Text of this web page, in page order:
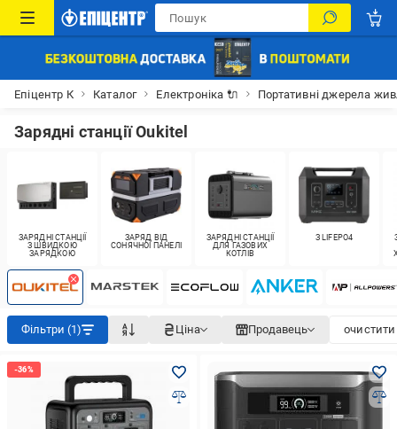
Епіцентр К Каталог Електроніка 🔌 Портативні джерела
Зарядні станції Oukitel
ЗАРЯДНІ СТАНЦІЇ
З ШВИДКОЮ
ЗАРЯДКОЮ
ЗАРЯД ВІД
СОНЯЧНОЇ ПАНЕЛІ
ЗАРЯДНІ СТАНЦІЇ
ДЛЯ ГАЗОВИХ
КОТЛІВ
З LIFEPO4
Фільтри (1) Ціна Продавець очистити